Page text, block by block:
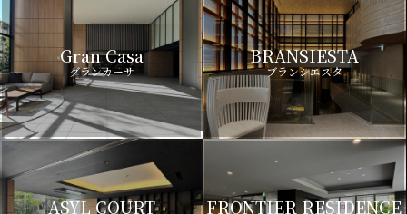
Gran Casa
グランカーサ
BRANSIESTA
ブランシエスタ
ASYL COURT FRONTIER RESIDENCE